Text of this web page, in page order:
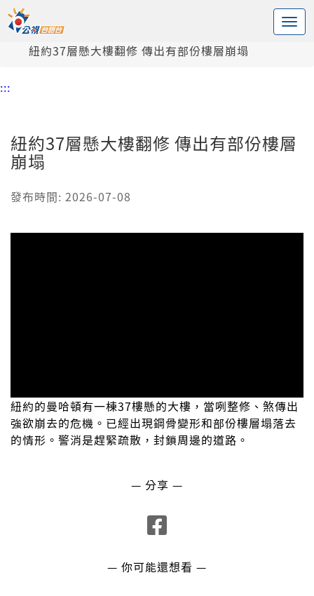
中央內容區塊
頭頁
紐約37層懸大樓翻修 傳出有部份樓層崩塌
:::
紐約37層懸大樓翻修 傳出有部份樓層
崩塌
發布時間: 2026-07-08
紐約的曼哈頓有一棟37樓懸的大樓，當咧整修、煞傳出
強欲崩去的危機。已經出現鋼骨變形和部份樓層塌落去
的情形。警消是趕緊疏散，封鎖周邊的道路。
— 分享 —
— 你可能還想看 —